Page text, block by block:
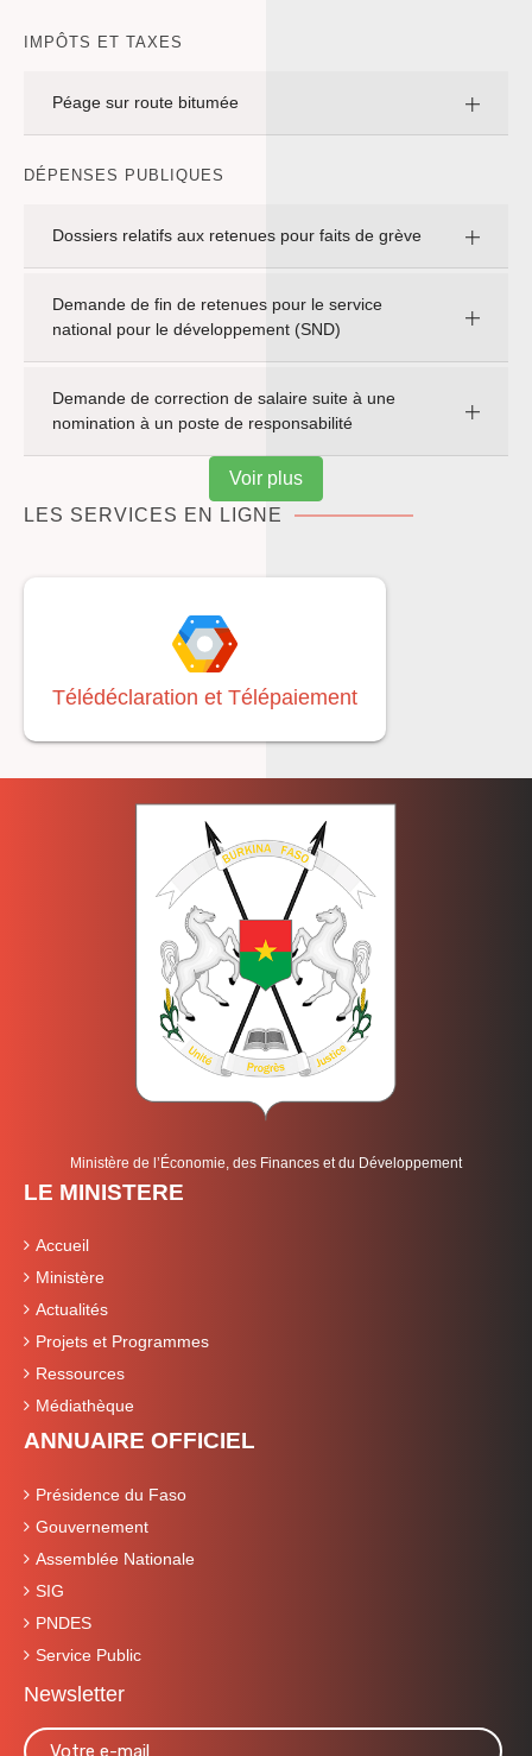
IMPÔTS ET TAXES
Péage sur route bitumée
DÉPENSES PUBLIQUES
Dossiers relatifs aux retenues pour faits de grève
Demande de fin de retenues pour le service
national pour le développement (SND)
Demande de correction de salaire suite à une
nomination à un poste de responsabilité
Voir plus
LES SERVICES EN LIGNE
Télédéclaration et Télépaiement
Ministère de l’Économie, des Finances et du Développement
LE MINISTERE
Accueil
Ministère
Actualités
Projets et Programmes
Ressources
Médiathèque
ANNUAIRE OFFICIEL
Présidence du Faso
Gouvernement
Assemblée Nationale
SIG
PNDES
Service Public
Newsletter